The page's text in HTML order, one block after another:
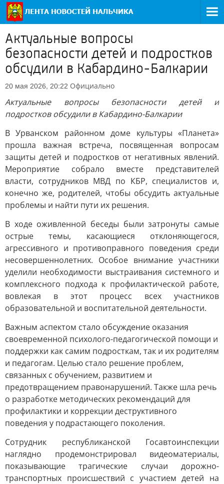
Актуальные вопросы
безопасности детей и подростков
обсудили в Кабардино-Балкарии
20 мая 2026, 20:22 Официально
Актуальные вопросы безопасности детей и
подростков обсудили в Кабардино-Балкарии
В Урванском районном доме культуры «Планета»
прошла важная встреча, посвященная вопросам
защиты детей и подростков от негативных явлений.
Мероприятие собрало вместе представителей
власти, сотрудников МВД по КБР, специалистов и,
конечно же, родителей, чтобы обсудить актуальные
проблемы и найти пути их решения.
В ходе оживленной беседы были затронуты самые
острые темы, касающиеся отклоняющегося,
агрессивного и противоправного поведения среди
несовершеннолетних. Особое внимание участники
уделили необходимости выстраивания системного и
комплексного подхода к профилактической работе,
вовлекая в этот процесс всех участников
образовательной и воспитательной деятельности.
Важным аспектом стало обсуждение оказания
своевременной психолого-педагогической помощи и
поддержки как самим подросткам, так и их родителям
и педагогам. Целью стало решение проблем,
связанных с обучением, развитием и
предотвращением правонарушений. Также шла речь
о разработке методических рекомендаций для
профилактики и коррекции деструктивного
поведения у подрастающего поколения.
Сотрудник республиканской Госавтоинспекции
наглядно продемонстрировал видеоматериалы,
показывающие трагические случаи дорожно-
транспортных происшествий с участием детей на